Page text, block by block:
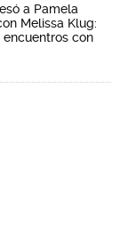
a Pamela
Melissa Klug:
con